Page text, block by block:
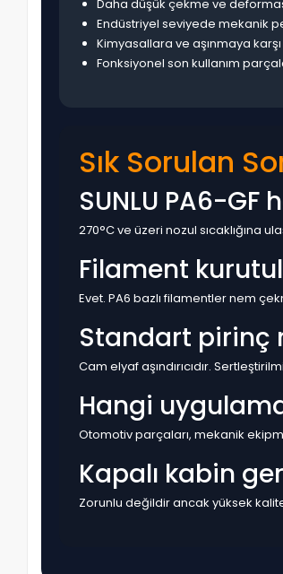
Daha düşük çekme ve
Endüstriyel seviyede mekanik
Kimyasallara ve aşınmaya
Fonksiyonel son kullanım
Sık Sorulan
SUNLU PA6-GF
270°C ve üzeri nozul sıcaklığına
Filament
Evet. PA6 bazlı filamentler nem
Standart pirinç
Cam elyaf aşındırıcıdır.
Hangi
Otomotiv parçaları, mekanik
Kapalı kabin
Zorunlu değildir ancak yüksek